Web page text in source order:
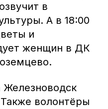
в
А в 18:00
и
женщин в ДК
волонтёры